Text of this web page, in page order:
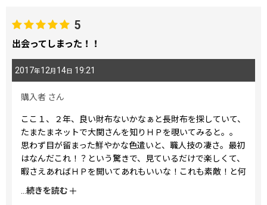
5
出会ってしまった！！
2017年12月 14 日 19:21
購入者 さん
ここ１、２年、良い財布ないかなぁと長財布を探していて、
たまたまネットで大関さんを知りＨＰを覗いてみると。。
思わず目が留まった鮮やかな色遣いと、職人技の凄さ。最初
はなんだこれ！？という驚きで、見ているだけで楽しくて、
暇さえあればＨＰを開いてあれもいいな！これも素敵！と何
度もページを行き来して見ていました。
...続きを読む